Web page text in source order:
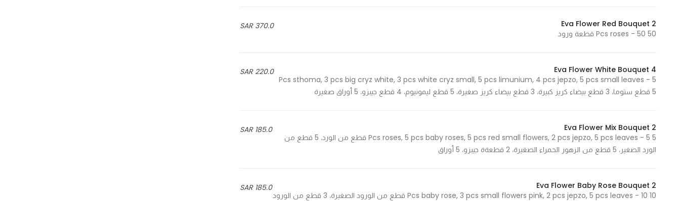
370.0 SAR
Eva Flower Red Bouquet 2
50 Pcs roses - 50 قطعة ورود
220.0 SAR
Eva Flower White Bouquet 4
5 Pcs sthoma, 3 pcs big cryz white, 3 pcs white cryz small, 5 pcs limunium, 4 pcs jepzo, 5 pcs small leaves -
5 قطع ستوما، 3 قطع بيضاء كريز كبيرة، 3 قطع بيضاء كريز صغيرة، 5 قطع ليمونيوم، 4 قطع جيبزو، 5 أوراق صغيرة
185.0 SAR
Eva Flower Mix Bouquet 2
5 Pcs roses, 5 pcs baby roses, 5 pcs red small flowers, 2 pcs jepzo, 5 pcs leaves - 5 قطع من الورد، 5 قطع من
الورد الصغير، 5 قطع من الزهور الحمراء الصغيرة، 2 قطعةة جيبزو، 5 أوراق
185.0 SAR
Eva Flower Baby Rose Bouquet 2
10 Pcs baby rose, 3 pcs small flowers pink, 2 pcs jepzo, 5 pcs leaves - 10 قطع من الورود الصغيرة، 3 قطع من الورود
from the
website.
Marketing
By sharing
your
you visit our
seeing
personalized